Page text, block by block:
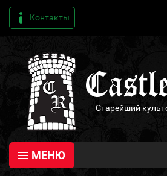
Контакты
Старейший
МЕНЮ